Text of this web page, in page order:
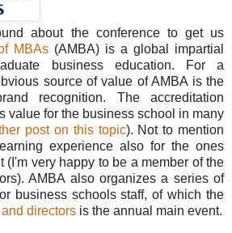
about the conference to get us
MBAs (AMBA) is a global impartial
business education. For a
source of value of AMBA is the
recognition. The accreditation
value for the business school in many
post on this topic). Not to mention
experience also for the ones
(I'm very happy to be a member of the
AMBA also organizes a series of
business schools staff, of which the
directors is the annual main event.